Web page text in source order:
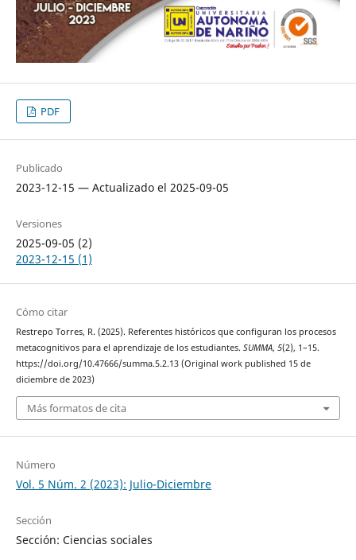
PDF
Publicado
2023-12-15 — Actualizado el 2025-09-05
Versiones
2025-09-05 (2)
2023-12-15 (1)
Cómo citar
Restrepo Torres, R. (2025). Referentes históricos que configuran los procesos
metacognitivos para el aprendizaje de los estudiantes. SUMMA, 5(2), 1–15.
https://doi.org/10.47666/summa.5.2.13 (Original work published 15 de
diciembre de 2023)
Más formatos de cita
Número
Vol. 5 Núm. 2 (2023): Julio-Diciembre
Sección
Sección: Ciencias sociales